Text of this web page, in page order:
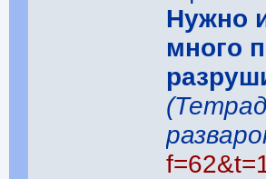
Нужно
много